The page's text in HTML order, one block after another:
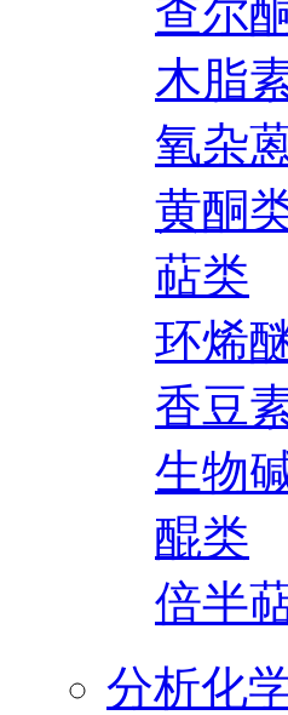
查尔
木脂
氧杂
黄酮
萜类
环烯
香豆
生物
醌类
倍半
分析化